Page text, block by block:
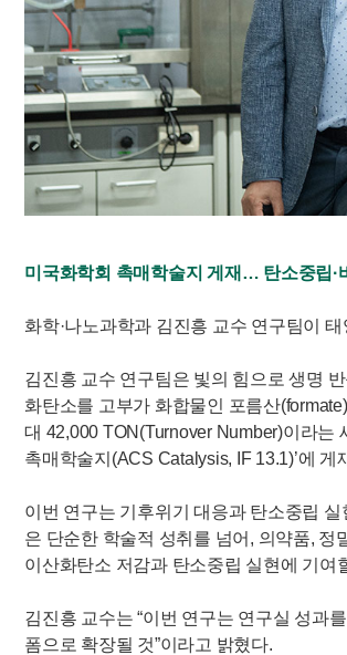
미국화학회 촉매학술지 게재… 탄소중립·
화학·나노과학과 김진흥 교수 연구팀이
김진흥 교수 연구팀은 빛의 힘으로 생명
화탄소를 고부가 화합물인 포름산
대 42,000 TON(Turnover Number)이라는
촉매학술지(ACS Catalysis, IF 13.1)’에 게
이번 연구는 기후위기 대응과 탄소중립
은 단순한 학술적 성취를 넘어, 의약품, 정
이산화탄소 저감과 탄소중립 실현에 기여
김진흥 교수는 “이번 연구는 연구실 성과
폼으로 확장될 것”이라고 밝혔다.